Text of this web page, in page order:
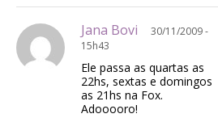
Jana Bovi
30/11/2009 -
15h43
Ele passa as quartas as
22hs, sextas e domingos
as 21hs na Fox.
Adooooro!